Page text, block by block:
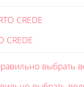
CREDE